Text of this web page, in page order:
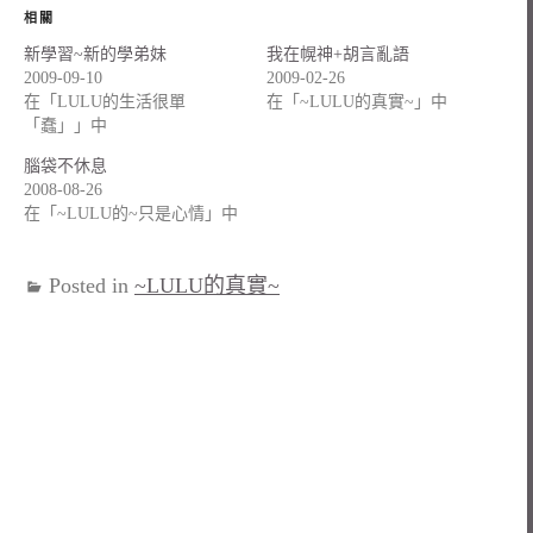
相關
新學習~新的學弟妹
2009-09-10
在「LULU的生活很單
「蠢」」中
我在幌神+胡言亂語
2009-02-26
在「~LULU的真實~」中
腦袋不休息
2008-08-26
在「~LULU的~只是心情」中
Posted in ~LULU的真實~